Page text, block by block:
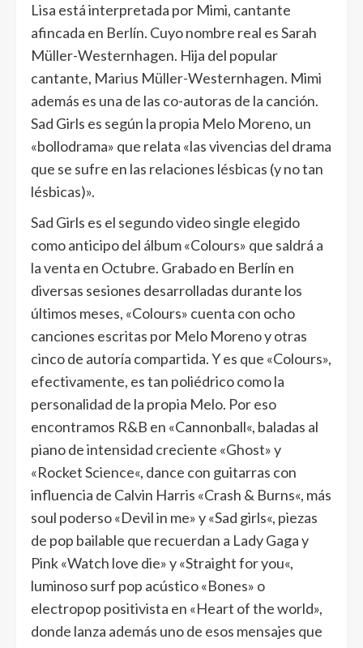
Lisa está interpretada por Mimi, cantante
afincada en Berlín. Cuyo nombre real es Sarah
Müller-Westernhagen. Hija del popular
cantante, Marius Müller-Westernhagen. Mimi
además es una de las co-autoras de la canción.
Sad Girls es según la propia Melo Moreno, un
«bollodrama» que relata «las vivencias del drama
que se sufre en las relaciones lésbicas (y no tan
lésbicas)».
Sad Girls es el segundo video single elegido
como anticipo del álbum «Colours» que saldrá a
la venta en Octubre. Grabado en Berlín en
diversas sesiones desarrolladas durante los
últimos meses, «Colours» cuenta con ocho
canciones escritas por Melo Moreno y otras
cinco de autoría compartida. Y es que «Colours»,
efectivamente, es tan poliédrico como la
personalidad de la propia Melo. Por eso
encontramos R&B en «Cannonball«, baladas al
piano de intensidad creciente «Ghost» y
«Rocket Science«, dance con guitarras con
influencia de Calvin Harris «Crash & Burns«, más
soul poderso «Devil in me» y «Sad girls«, piezas
de pop bailable que recuerdan a Lady Gaga y
Pink «Watch love die» y «Straight for you«,
luminoso surf pop acústico «Bones» o
electropop positivista en «Heart of the world»,
donde lanza además uno de esos mensajes que